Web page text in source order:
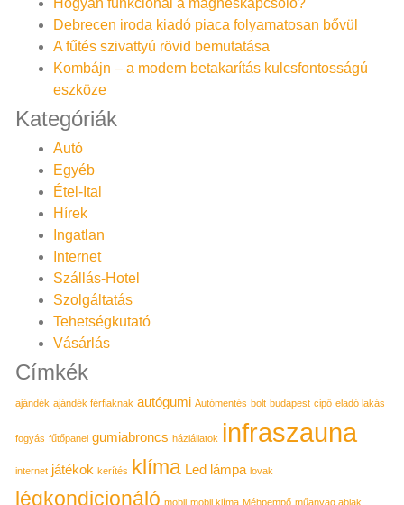
Debrecen iroda kiadó piaca folyamatosan bővül
A fűtés szivattyú rövid bemutatása
Kombájn – a modern betakarítás kulcsfontosságú
eszköze
Kategóriák
Autó
Egyéb
Étel-Ital
Hírek
Ingatlan
Internet
Szállás-Hotel
Szolgáltatás
Tehetségkutató
Vásárlás
Címkék
ajándék ajándék férfiaknak autógumi Autómentés bolt budapest cipő eladó lakás
fogyás fűtőpanel gumiabroncs háziállatok infraszauna
internet játékok kerítés klíma Led lámpa lovak
légkondicionáló mobil mobil klíma Méhpempő műanyag ablak